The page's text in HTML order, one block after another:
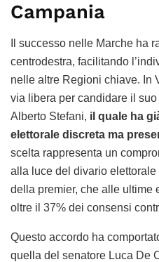
Campania
Il successo nelle Marche ha
centrodestra, facilitando
nelle altre Regioni chiave. In
via libera per candidare il
Alberto Stefani, il quale ha
elettorale discreta ma
scelta rappresenta un
alla luce del divario
della premier, che alle ultime
oltre il 37% dei consensi
Questo accordo ha
quella del senatore Luca De